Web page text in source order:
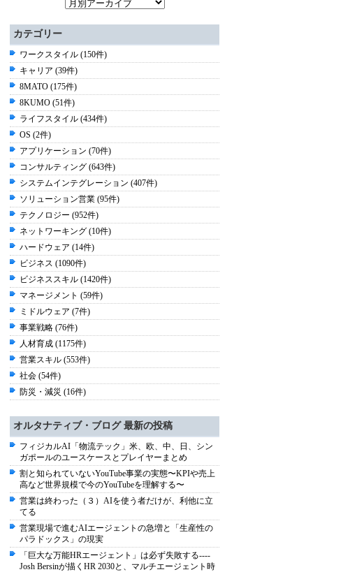
カテゴリー
ワークスタイル (150件)
キャリア (39件)
8MATO (175件)
8KUMO (51件)
ライフスタイル (434件)
OS (2件)
アプリケーション (70件)
コンサルティング (643件)
システムインテグレーション (407件)
ソリューション営業 (95件)
テクノロジー (952件)
ネットワーキング (10件)
ハードウェア (14件)
ビジネス (1090件)
ビジネススキル (1420件)
マネージメント (59件)
ミドルウェア (7件)
事業戦略 (76件)
人材育成 (1175件)
営業スキル (553件)
社会 (54件)
防災・減災 (16件)
オルタナティブ・ブログ 最新の投稿
フィジカルAI「物流テック」米、欧、中、日、シン
ガポールのユースケースとプレイヤーまとめ
割と知られていないYouTube事業の実態〜KPIや売上
高など世界規模で今のYouTubeを理解する〜
営業は終わった（３）AIを使う者だけが、利他に立
てる
営業現場で進むAIエージェントの急増と「生産性の
パラドックス」の現実
「巨大な万能HRエージェント」は必ず失敗する----
Josh Bersinが描くHR 2030と、マルチエージェント時